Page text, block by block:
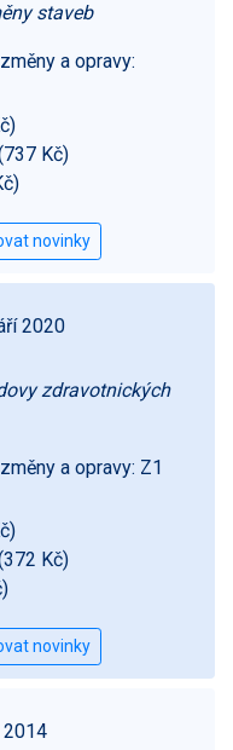
staveb
a opravy:
Kč)
2020
zdravotnických
a opravy: Z1
Kč)